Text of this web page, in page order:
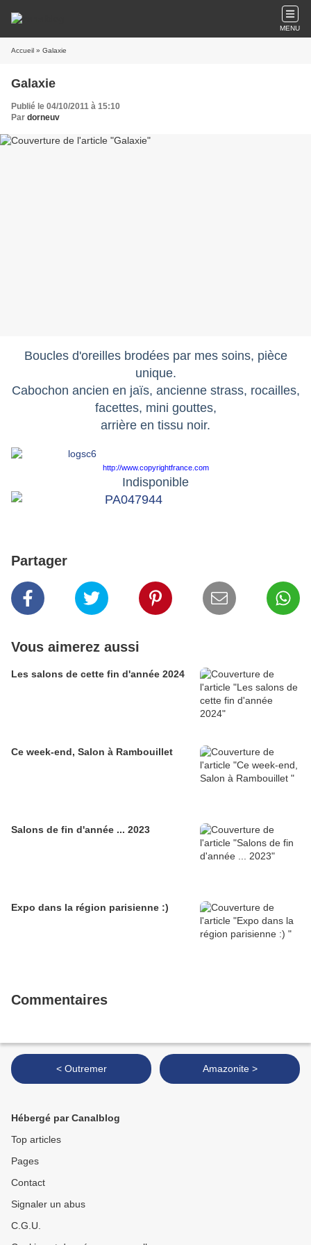
MENU
Accueil » Galaxie
Galaxie
Publié le 04/10/2011 à 15:10
Par dorneuv
Boucles d'oreilles brodées par mes soins, pièce
unique.
Cabochon ancien en jaïs, ancienne strass, rocailles,
facettes, mini gouttes,
arrière en tissu noir.
http://www.copyrightfrance.com
Indisponible
Partager
Vous aimerez aussi
Les salons de cette fin d'année 2024
Ce week-end, Salon à Rambouillet
Salons de fin d'année ... 2023
Expo dans la région parisienne :)
Commentaires
< Outremer Amazonite >
Hébergé par Canalblog
Top articles
Pages
Contact
Signaler un abus
C.G.U.